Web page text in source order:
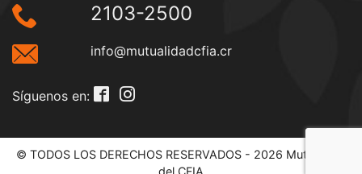
2103-2500
info@mutualidadcfia.cr
Síguenos en:
© TODOS LOS DERECHOS RESERVADOS - 2026 Mutualidad
del CFIA